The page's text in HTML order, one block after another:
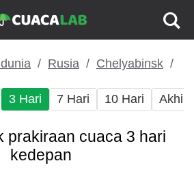
Rusia Chelyabinsk
3 Hari 7 Hari 10 Hari Akhir
prakiraan cuaca 3 hari
kedepan